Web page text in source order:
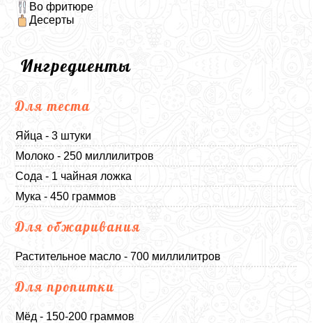
Во фритюре
Десерты
Ингредиенты
Для теста
Яйца - 3 штуки
Молоко - 250 миллилитров
Сода - 1 чайная ложка
Мука - 450 граммов
Для обжаривания
Растительное масло - 700 миллилитров
Для пропитки
Мёд - 150-200 граммов